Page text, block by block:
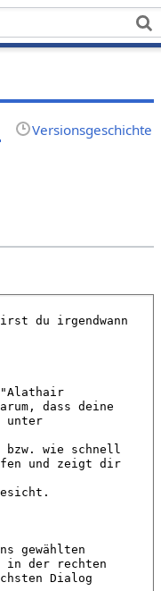
Versionsgeschichte